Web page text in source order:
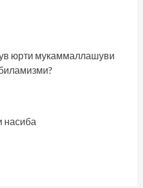
юрти мукаммаллашуви
насиба